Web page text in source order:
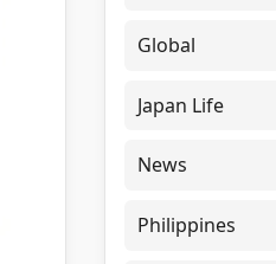
Global
Japan Life
News
Philippines